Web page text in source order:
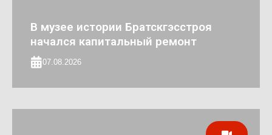
В музее истории Братскгэсстроя
начался капитальный ремонт
07.08.2026